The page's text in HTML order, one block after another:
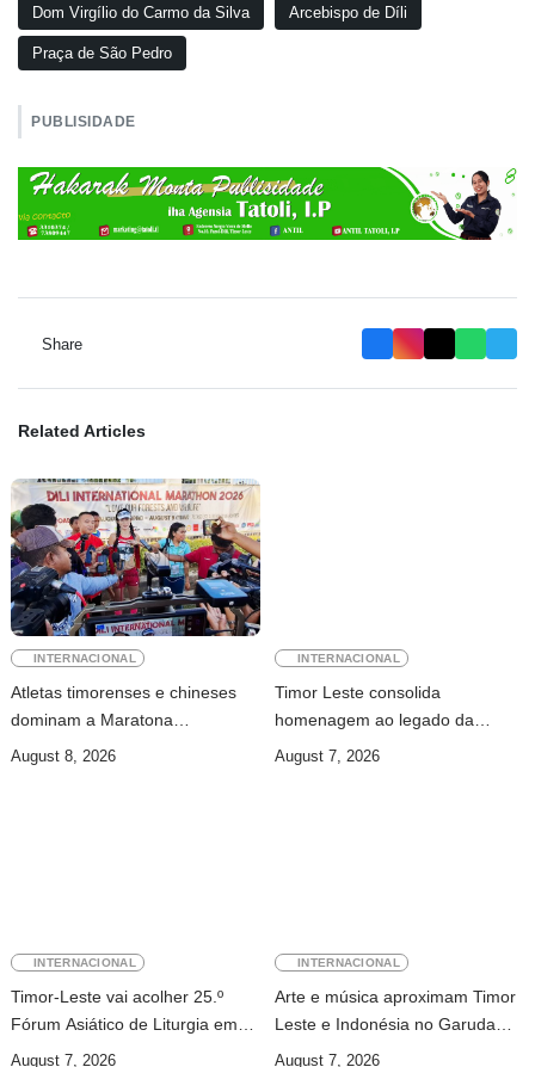
Dom Virgílio do Carmo da Silva Arcebispo de Díli
Praça de São Pedro
PUBLISIDADE
Share
Related Articles
INTERNACIONAL
Atletas timorenses e chineses
dominam a Maratona
Internacional de Díli
August 8, 2026
INTERNACIONAL
Timor Leste consolida
homenagem ao legado da
INTERFET com avanço de
August 7, 2026
INTERNACIONAL
Timor-Leste vai acolher 25.º
Fórum Asiático de Liturgia em
setembro
August 7, 2026
INTERNACIONAL
Arte e música aproximam Timor
Leste e Indonésia no Garuda
Sakti Crossborder Fest 2026
August 7, 2026